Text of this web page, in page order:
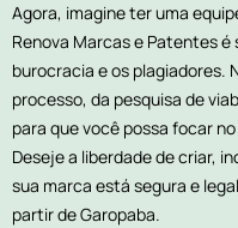
Agora, imagine ter uma
Renova Marcas e Patentes
burocracia e os plagiadores.
processo, da pesquisa de
para que você possa focar
Deseje a liberdade de criar,
sua marca está segura e
partir de Garopaba.